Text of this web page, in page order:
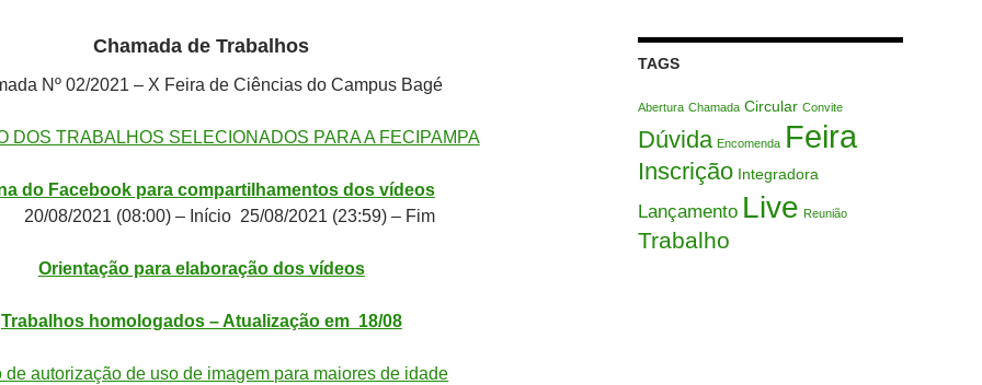
Chamada de Trabalhos
Nº 02/2021 – X Feira de Ciências do Campus Bagé
DOS TRABALHOS SELECIONADOS PARA A FECIPAMPA
do Facebook para compartilhamentos dos vídeos
08/2021 (08:00) – Início 25/08/2021 (23:59) – Fim
Orientação para elaboração dos vídeos
Trabalhos homologados – Atualização em 18/08
de autorização de uso de imagem para maiores de idade
TAGS
Abertura Chamada Circular Convite
Dúvida Encomenda Feira
Inscrição Integradora
Lançamento Live Reunião
Trabalho